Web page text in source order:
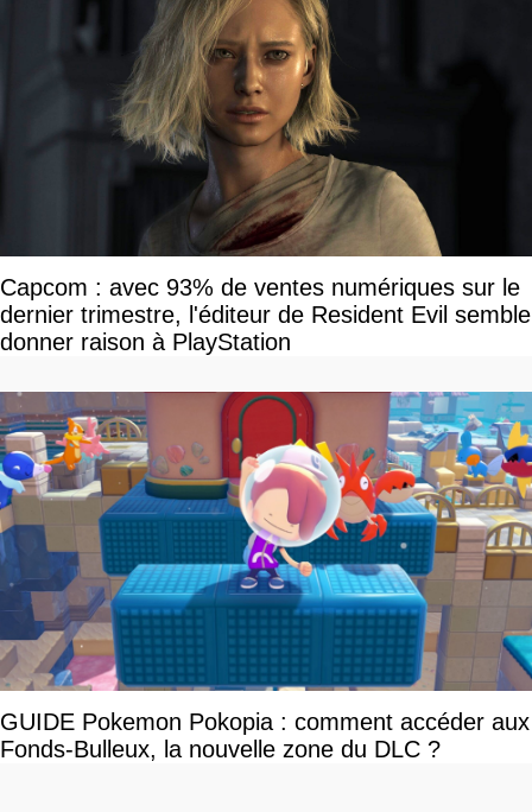
Capcom : avec 93% de ventes numériques sur le
dernier trimestre, l'éditeur de Resident Evil semble
donner raison à PlayStation
GUIDE Pokemon Pokopia : comment accéder aux
Fonds-Bulleux, la nouvelle zone du DLC ?